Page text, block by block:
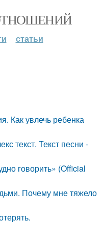
статьи
Как увлечь ребенка
текст. Текст песни -
говорить» (Official
Почему мне тяжело